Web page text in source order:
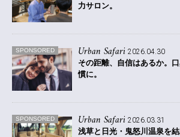
力サロン。
SPONSORED Urban Safari 2026.04.30
その距離、自信はあるか。
慣に。
SPONSORED Urban Safari 2026.03.31
浅草と日光・鬼怒川温泉を